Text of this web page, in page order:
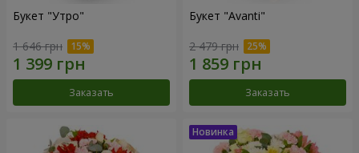
Букет "Утро"
1 646 грн
Заказать
Букет "Avanti"
2 479 грн
Заказать